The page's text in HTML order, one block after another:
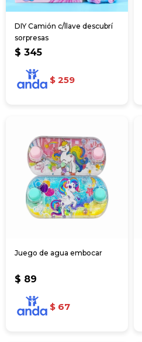
DIY Camión c/llave descubrí
sorpresas
$ 345
$ 259
Juego de agua embocar
$ 89
$ 67